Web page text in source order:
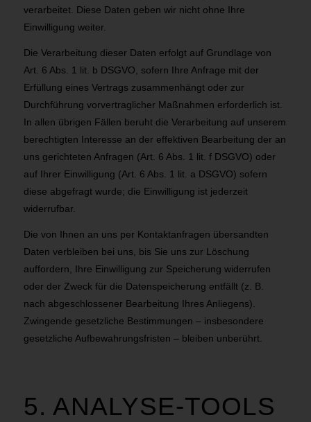
verarbeitet. Diese Daten geben wir nicht ohne Ihre
Einwilligung weiter.
Die Verarbeitung dieser Daten erfolgt auf Grundlage von
Art. 6 Abs. 1 lit. b DSGVO, sofern Ihre Anfrage mit der
Erfüllung eines Vertrags zusammenhängt oder zur
Durchführung vorvertraglicher Maßnahmen erforderlich ist.
In allen übrigen Fällen beruht die Verarbeitung auf unserem
berechtigten Interesse an der effektiven Bearbeitung der an
uns gerichteten Anfragen (Art. 6 Abs. 1 lit. f DSGVO) oder
auf Ihrer Einwilligung (Art. 6 Abs. 1 lit. a DSGVO) sofern
diese abgefragt wurde; die Einwilligung ist jederzeit
widerrufbar.
Die von Ihnen an uns per Kontaktanfragen übersandten
Daten verbleiben bei uns, bis Sie uns zur Löschung
auffordern, Ihre Einwilligung zur Speicherung widerrufen
oder der Zweck für die Datenspeicherung entfällt (z. B.
nach abgeschlossener Bearbeitung Ihres Anliegens).
Zwingende gesetzliche Bestimmungen – insbesondere
gesetzliche Aufbewahrungsfristen – bleiben unberührt.
5. ANALYSE-TOOLS